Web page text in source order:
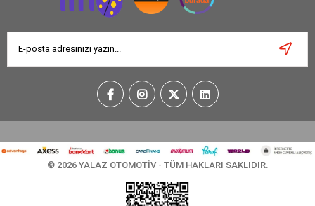
© 2026 YALAZ OTOMOTİV - TÜM HAKLARI SAKLIDIR.